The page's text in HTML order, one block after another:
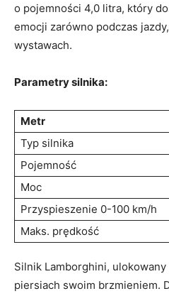
o pojemności 4,0 litra, który
emocji zarówno podczas
wystawach.
Parametry silnika:
Metr
Typ silnika
Pojemność
Moc
Przyspieszenie 0-100 km/h
Maks. prędkość
Silnik Lamborghini,
piersiach swoim brzmieniem.